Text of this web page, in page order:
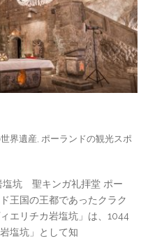
界遺産, ポーランドの観光スポ
塩坑 聖キンガ礼拝堂 ポー
王国の王都であったクラク
エリチカ岩塩坑」は、1044
塩坑」として知